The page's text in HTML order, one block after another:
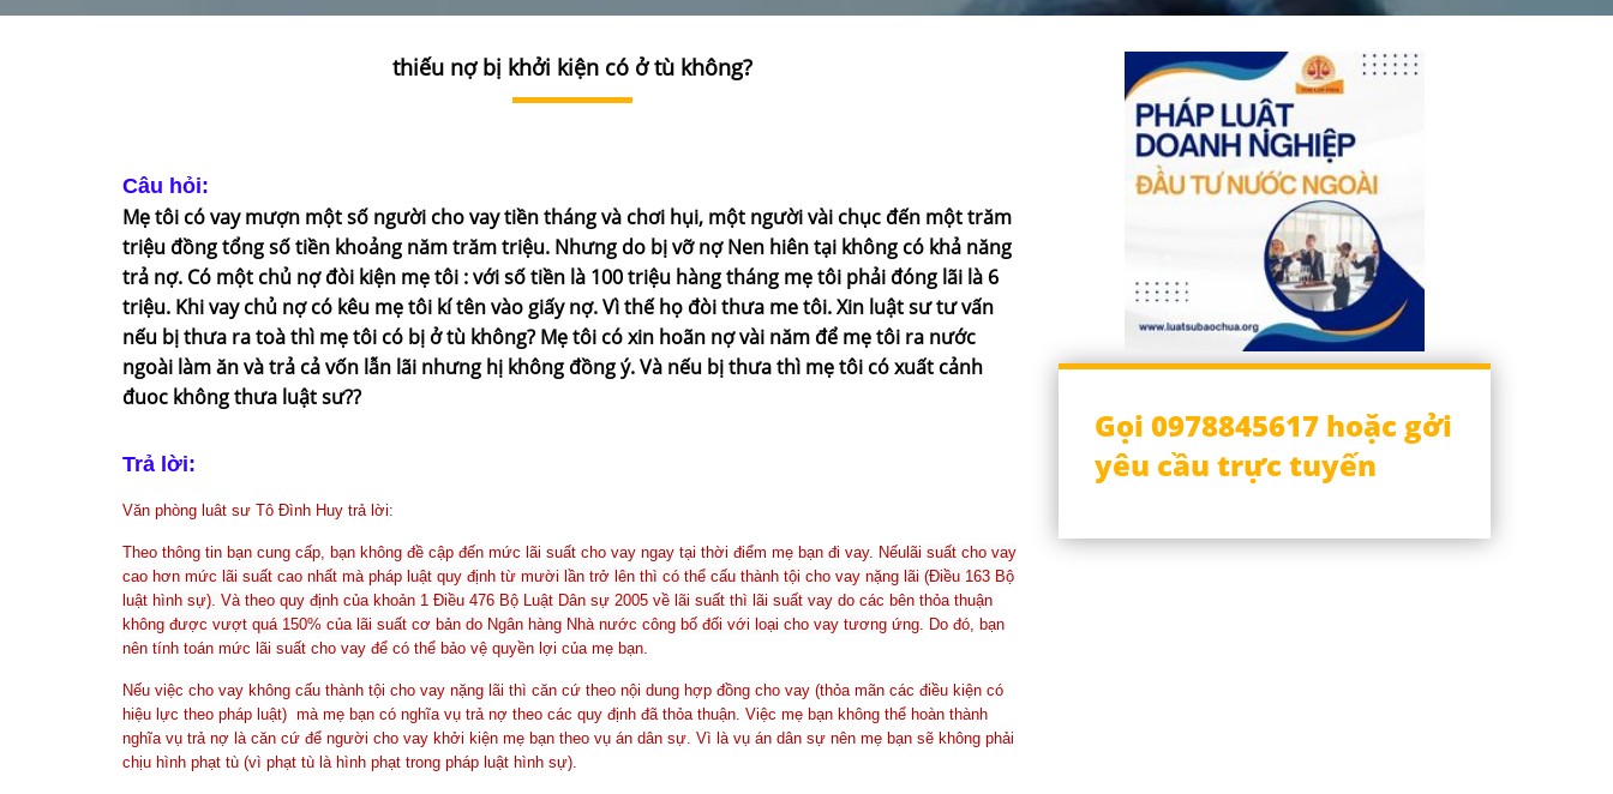
thiếu nợ bị khởi kiện có ở tù không?
Câu hỏi:
Mẹ tôi có vay mượn một số người cho vay tiền tháng và chơi hụi, một người vài chục đến một trăm
triệu đồng tổng số tiền khoảng năm trăm triệu. Nhưng do bị vỡ nợ Nen hiên tại không có khả năng
trả nợ. Có một chủ nợ đòi kiện mẹ tôi : với số tiền là 100 triệu hàng tháng mẹ tôi phải đóng lãi là 6
triệu. Khi vay chủ nợ có kêu mẹ tôi kí tên vào giấy nợ. Vì thế họ đòi thưa me tôi. Xin luật sư tư vấn
nếu bị thưa ra toà thì mẹ tôi có bị ở tù không? Mẹ tôi có xin hoãn nợ vài năm để mẹ tôi ra nước
ngoài làm ăn và trả cả vốn lẫn lãi nhưng hị không đồng ý. Và nếu bị thưa thì mẹ tôi có xuất cảnh
đuoc không thưa luật sư??
Trả lời:
Văn phòng luât sư Tô Đình Huy trả lời:
Theo thông tin bạn cung cấp, bạn không đề cập đến mức lãi suất cho vay ngay tại thời điểm mẹ bạn đi vay. Nếu lãi suất cho vay
cao hơn mức lãi suất cao nhất mà pháp luật quy định từ mười lần trở lên thì có thể cấu thành tội cho vay nặng lãi (Điều 163 Bộ
luật hình sự). Và theo quy định của khoản 1 Điều 476 Bộ Luật Dân sự 2005 về lãi suất thì lãi suất vay do các bên thỏa thuận
không được vượt quá 150% của lãi suất cơ bản do Ngân hàng Nhà nước công bố đối với loại cho vay tương ứng. Do đó, bạn
nên tính toán mức lãi suất cho vay để có thể bảo vệ quyền lợi của mẹ bạn.
Nếu việc cho vay không cấu thành tội cho vay nặng lãi thì căn cứ theo nội dung hợp đồng cho vay (thỏa mãn các điều kiện có
hiệu lực theo pháp luật) mà mẹ bạn có nghĩa vụ trả nợ theo các quy định đã thỏa thuận. Việc mẹ bạn không thể hoàn thành
nghĩa vụ trả nợ là căn cứ để người cho vay khởi kiện mẹ bạn theo vụ án dân sự. Vì là vụ án dân sự nên mẹ bạn sẽ không phải
chịu hình phạt tù (vì phạt tù là hình phạt trong pháp luật hình sự).
Gọi 0978845617 hoặc gởi
yêu cầu trực tuyến